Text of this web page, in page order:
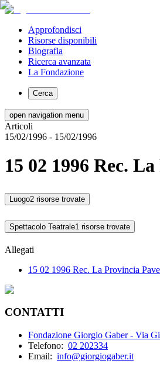
Approfondisci
Risorse disponibili
Biografia
Ricerca avanzata
La Fondazione
Cerca
open navigation menu
Articoli
15/02/1996 - 15/02/1996
15 02 1996 Rec.
Luogo2 risorse trovate
Spettacolo Teatrale1 risorse trovate
Allegati
15 02 1996 Rec. La Provincia
CONTATTI
Fondazione Giorgio Gaber - Via
Telefono: 02 202334
Email: info@giorgiogaber.it